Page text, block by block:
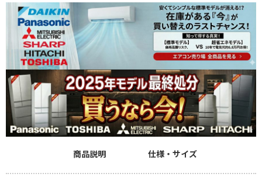
商品説明 仕様・サイズ